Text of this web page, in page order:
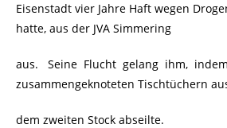
Eisenstadt vier Jahre Haft wegen
hatte, aus der JVA Simmering
aus. Seine Flucht gelang ihm,
zusammengeknoteten Tischtüchern
dem zweiten Stock abseilte.